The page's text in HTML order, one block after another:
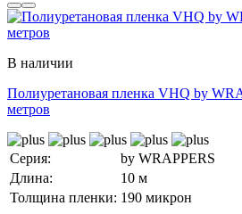
В наличии
Полиуретановая пленка VHQ by
метров
Серия:
by WRAPPERS
Длина:
10 м
Толщина пленки: 190 микрон